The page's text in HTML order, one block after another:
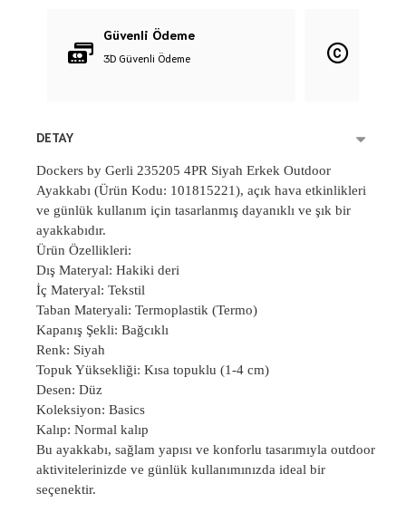
Güvenli Ödeme
3D Güvenli Ödeme
DETAY
Dockers by Gerli 235205 4PR Siyah Erkek Outdoor
Ayakkabı (Ürün Kodu: 101815221), açık hava etkinlikleri
ve günlük kullanım için tasarlanmış dayanıklı ve şık bir
ayakkabıdır.
Ürün Özellikleri:
Dış Materyal: Hakiki deri
İç Materyal: Tekstil
Taban Materyali: Termoplastik (Termo)
Kapanış Şekli: Bağcıklı
Renk: Siyah
Topuk Yüksekliği: Kısa topuklu (1-4 cm)
Desen: Düz
Koleksiyon: Basics
Kalıp: Normal kalıp
Bu ayakkabı, sağlam yapısı ve konforlu tasarımıyla outdoor
aktivitelerinizde ve günlük kullanımınızda ideal bir
seçenektir.